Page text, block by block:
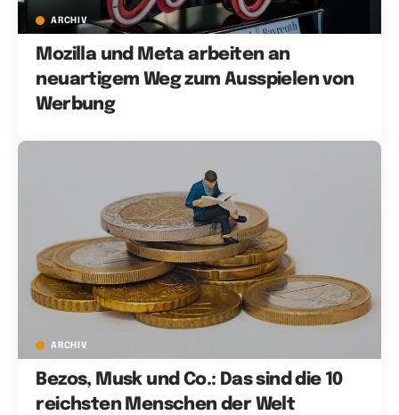
ARCHIV
Mozilla und Meta arbeiten an
neuartigem Weg zum Ausspielen von
Werbung
ARCHIV
Bezos, Musk und Co.: Das sind die 10
reichsten Menschen der Welt